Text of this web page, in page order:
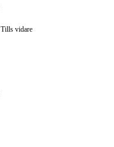
Tills vidare